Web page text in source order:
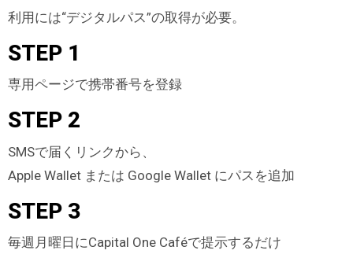
利用には“デジタルパス”の取得が必要。
STEP 1
専用ページで携帯番号を登録
STEP 2
SMSで届くリンクから、
Apple Wallet または Google Wallet にパスを追加
STEP 3
毎週月曜日にCapital One Caféで提示するだけ